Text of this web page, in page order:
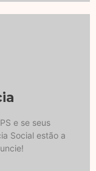
e se seus
Social estão a
e se seus